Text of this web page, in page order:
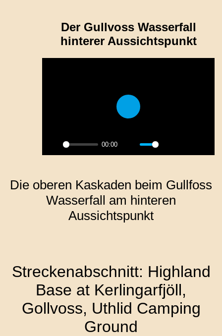
Der Gullvoss Wasserfall
hinterer Aussichtspunkt
Play
00:00
Mute Settings
PIP
Enter
Play
Die oberen Kaskaden beim Gullfoss
Wasserfall am hinteren
Aussichtspunkt
Streckenabschnitt: Highland
Base at Kerlingarfjöll,
Gollvoss, Uthlid Camping
Ground